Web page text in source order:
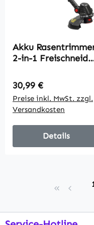
Akku
2-in-1
Schnittbreite
Verstellbar Griff
neigbar Motorkopf
für Garten Hof Silber
Regulärer Preis:
30,99 €
Preise inkl. MwSt. zzgl.
Versandkosten
Details